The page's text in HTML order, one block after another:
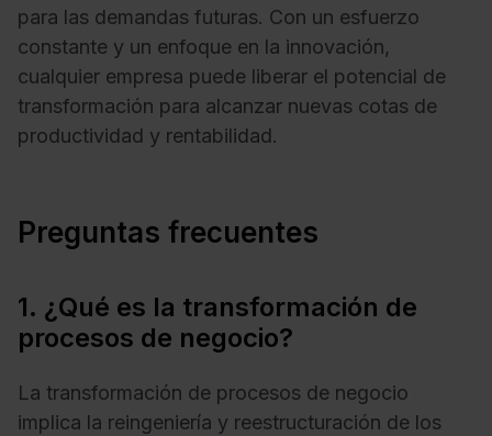
para las demandas futuras. Con un esfuerzo
constante y un enfoque en la innovación,
cualquier empresa puede liberar el potencial de
transformación para alcanzar nuevas cotas de
productividad y rentabilidad.
Preguntas frecuentes
1. ¿Qué es la transformación de
procesos de negocio?
La transformación de procesos de negocio
implica la reingeniería y reestructuración de los